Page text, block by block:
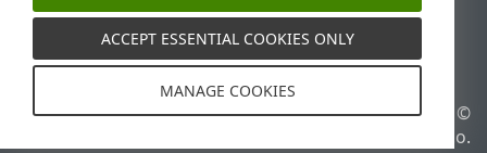
ESET Status Portal
الدعم الإقليمي
© 1992 - 2025 ESET, spol. s
r.o.‎ - جميع الحقوق محفوظة.
إدارة ملفات تعريف الارتباط
ACCEPT ESSENTIAL COOKIES ONLY
MANAGE COOKIES